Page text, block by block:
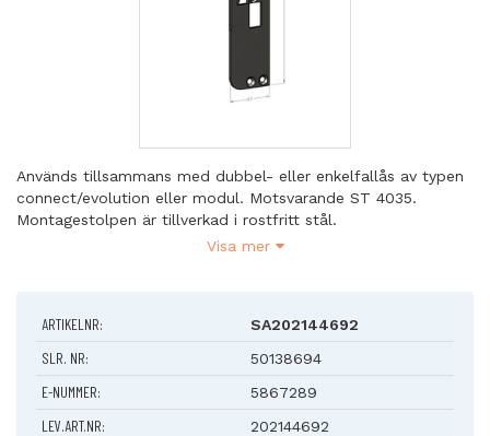
Används tillsammans med dubbel- eller enkelfallås av typen
connect/evolution eller modul. Motsvarande ST 4035.
Montagestolpen är tillverkad i rostfritt stål.
Visa mer
ARTIKELNR: SA202144692
SLR. NR: 50138694
E-NUMMER: 5867289
LEV.ART.NR: 202144692